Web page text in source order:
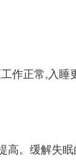
作正常,入
高。缓解失